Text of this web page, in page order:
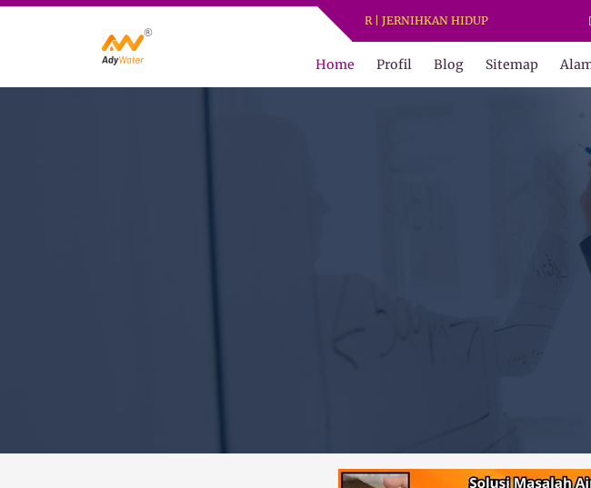
ADY WATER | JERNIHKAN HIDUP
Home Profil Blog Sitemap